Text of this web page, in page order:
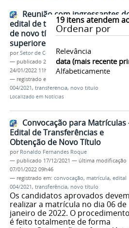
19itens atendem
Ordenar por
Relevância
data (mais recente
Alfabeticamente
Reunião com ingressantes
edital de transferência e
de novo título para cursos
superiores
porSetor de Comunicação
— publicado 24/01/2022 —última modificação
24/01/2022 11h17
— registrado em:
004/2021, transferência, novo título
Localizado em Notícias
Convocação para Matrículas
Edital de Transferências e
Obtenção de Novo Título
por Ronaldo Fernandes Roque
— publicado 17/12/2021 — última modificação
07/01/2022 09h46
— registrado em: convocação, matrícula, edital
004/2021, transferência, novo título
Os candidatos aprovados devem
realizar a matrícula no dia 06 de
janeiro de 2022. O procedimento
é feito totalmente de forma